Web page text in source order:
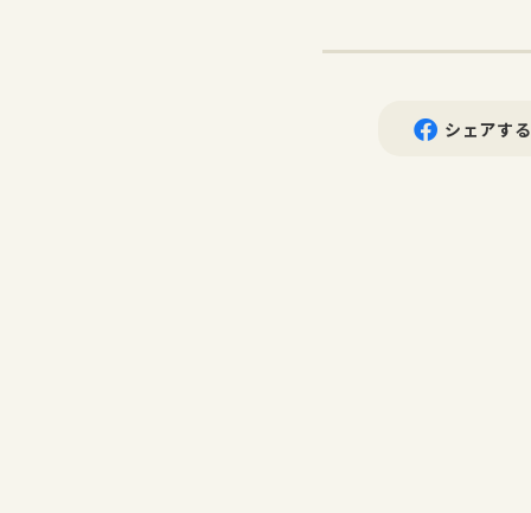
シェアする